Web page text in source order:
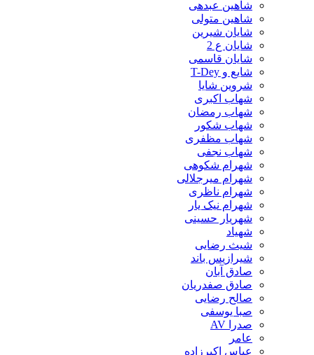
شاهین عبدهی
شاهین متولی
شایان شیرین
شایان ع 2
شایان قاسمی
شایع و T-Dey
شروین شایا
شهاب اکبری
شهاب رمضان
شهاب شکور
شهاب مظفری
شهاب نجفی
شهرام شکوهی
شهرام میرجلالی
شهرام ناظری
شهرام نیک یار
شهریار حسینی
شهیاد
شیث رضایی
شیرازیس باند
صادق آبان
صادق صفدریان
صالح رضایی
صبا یوسفی
صدرا AV
عامر
عباس اکبرزاده